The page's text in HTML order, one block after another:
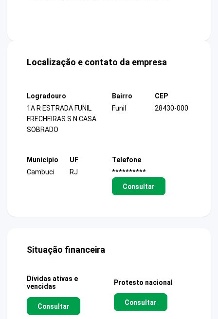
Localização e contato da empresa
Logradouro
1A R ESTRADA FUNIL
FRECHEIRAS S N CASA
SOBRADO
Bairro
Funil
CEP
28430-000
Município
Cambuci
UF
RJ
Telefone
**********
Consultar
Situação financeira
Dívidas ativas e
vencidas
Consultar
Protesto nacional
Consultar